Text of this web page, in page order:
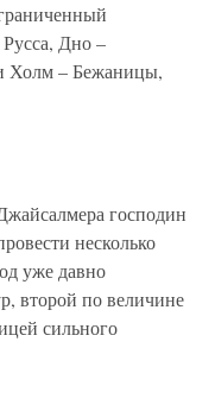
Дно –
Холм – Бежаницы,
господин
несколько
уже давно
второй по величине
сильного